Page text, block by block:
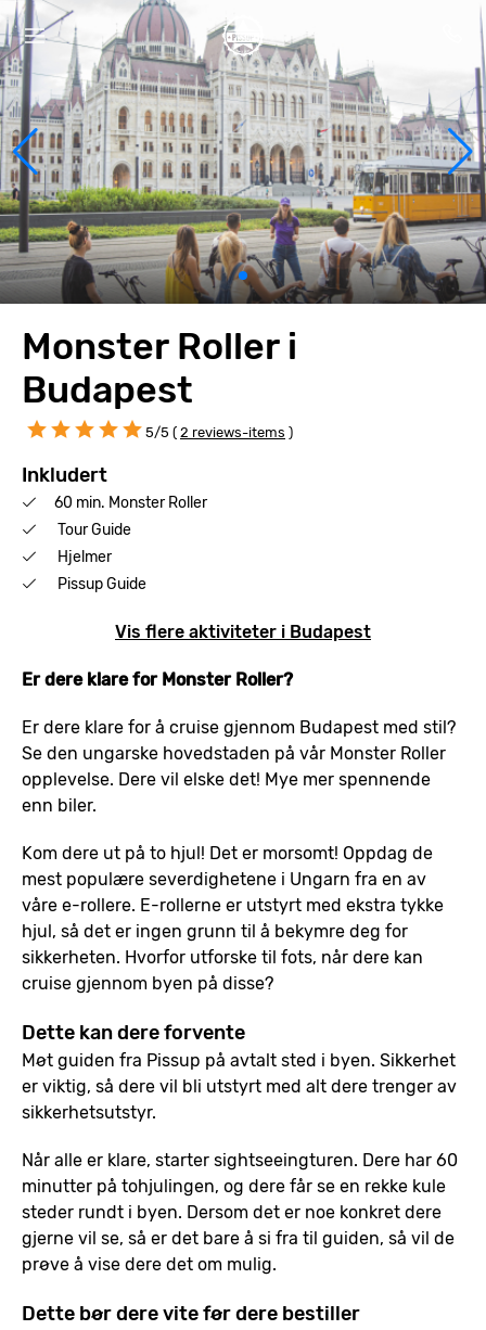
Monster Roller i
Budapest
5/5 ( 2 reviews-items )
Inkludert
60 min. Monster Roller
Tour Guide
Hjelmer
Pissup Guide
Vis flere aktiviteter i Budapest
Er dere klare for Monster Roller?
Er dere klare for å cruise gjennom Budapest med stil?
Se den ungarske hovedstaden på vår Monster Roller
opplevelse. Dere vil elske det! Mye mer spennende
enn biler.
Kom dere ut på to hjul! Det er morsomt! Oppdag de
mest populære severdighetene i Ungarn fra en av
våre e-rollere. E-rollerne er utstyrt med ekstra tykke
hjul, så det er ingen grunn til å bekymre deg for
sikkerheten. Hvorfor utforske til fots, når dere kan
cruise gjennom byen på disse?
Dette kan dere forvente
Møt guiden fra Pissup på avtalt sted i byen. Sikkerhet
er viktig, så dere vil bli utstyrt med alt dere trenger av
sikkerhetsutstyr.
Når alle er klare, starter sightseeingturen. Dere har 60
minutter på tohjulingen, og dere får se en rekke kule
steder rundt i byen. Dersom det er noe konkret dere
gjerne vil se, så er det bare å si fra til guiden, så vil de
prøve å vise dere det om mulig.
Dette bør dere vite før dere bestiller